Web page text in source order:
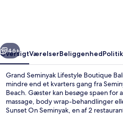
by
Accor
Næste
46+
OversigtVærelserBeliggenhed
Grand Seminyak Lifestyle Boutique
mindre end et kvarters gang fra
Beach. Gæster kan besøge spaen for
massage, body wrap-behandlinger
Sunset On Seminyak, en af 2